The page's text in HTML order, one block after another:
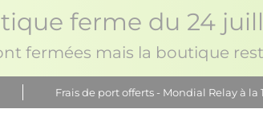
ferme du 24
fermées mais la boutique
Frais de port offerts - Mondial Relay à